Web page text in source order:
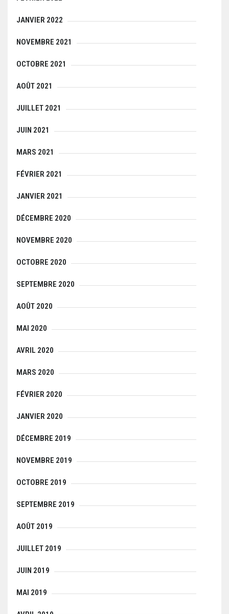
JANVIER 2022
NOVEMBRE 2021
OCTOBRE 2021
AOÛT 2021
JUILLET 2021
JUIN 2021
MARS 2021
FÉVRIER 2021
JANVIER 2021
DÉCEMBRE 2020
NOVEMBRE 2020
OCTOBRE 2020
SEPTEMBRE 2020
AOÛT 2020
MAI 2020
AVRIL 2020
MARS 2020
FÉVRIER 2020
JANVIER 2020
DÉCEMBRE 2019
NOVEMBRE 2019
OCTOBRE 2019
SEPTEMBRE 2019
AOÛT 2019
JUILLET 2019
JUIN 2019
MAI 2019